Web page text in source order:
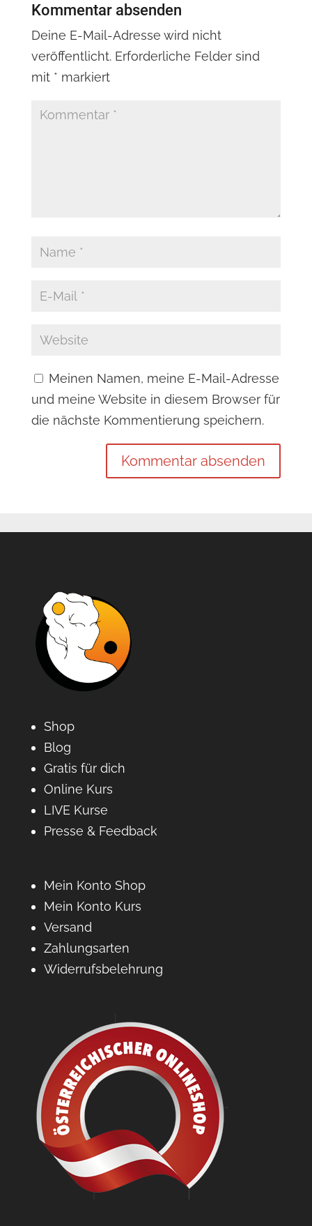
Kommentar absenden
Deine E-Mail-Adresse wird nicht
veröffentlicht. Erforderliche Felder sind
mit * markiert
Meinen Namen, meine E-Mail-Adresse
und meine Website in diesem Browser für
die nächste Kommentierung speichern.
Shop
Blog
Gratis für dich
Online Kurs
LIVE Kurse
Presse & Feedback
Mein Konto Shop
Mein Konto Kurs
Versand
Zahlungsarten
Widerrufsbelehrung